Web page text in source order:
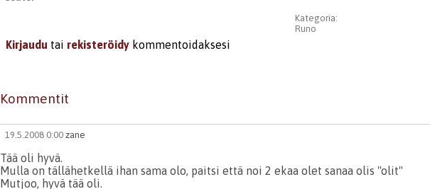
Kategoria:
Runo
Kirjaudu tai rekisteröidy kommentoidaksesi
Kommentit
19.5.2008 0:00 zane
Tää oli hyvä.
Mulla on tällähetkellä ihan sama olo, paitsi että noi 2 ekaa olet sanaa olis "olit"
Mutjoo, hyvä tää oli.